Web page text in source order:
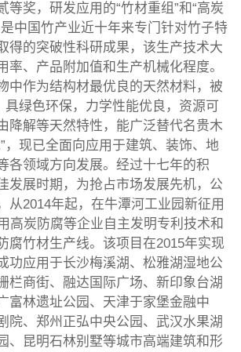
等奖，研发应用的“竹材重组”和“高炭
中国竹产业近十年来专门针对竹子特
得的突破性科研成果，该生产技术大
率、产品附加值和生产机械化程度。
中作为结构材最优良的天然材料，被
具绿色环保，力学性能优良，资源可
降解等天然特性，能广泛替代名贵木
，现已全面向应用于建筑、装饰、地
各领域方向发展。经过十七年的积
发展时期，为抢占市场发展先机，公
从2014年起，在牛潭河工业园新征用
高炭防腐等企业自主发明专利技术和
腐竹材生产线。该项目在2015年实现
功应用于长沙梅溪湖、松雅湖湿地公
栏商街、融达国际广场、新印象台湖
富林遗址公园、天津于家堡金融中
院、郑州正弘中央公园、武汉水果湖
、昆明石林别墅等城市高端建筑和形